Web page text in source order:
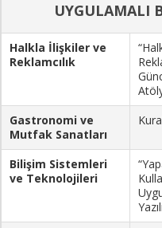
UYGULAMALI
Halkla İlişkiler ve
Reklamcılık
Gastronomi ve
Mutfak Sanatları
Bilişim Sistemleri
ve Teknolojileri